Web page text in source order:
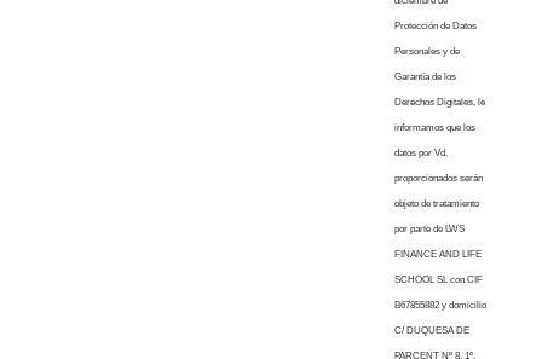
Protección de Datos
Personales y de
Garantía de los
Derechos Digitales, le
informamos que los
datos por Vd.
proporcionados serán
objeto de tratamiento
por parte de LWS
FINANCE AND LIFE
SCHOOL SL con CIF
B67855882 y domicilio
C/ DUQUESA DE
PARCENT Nº 8, 1º,